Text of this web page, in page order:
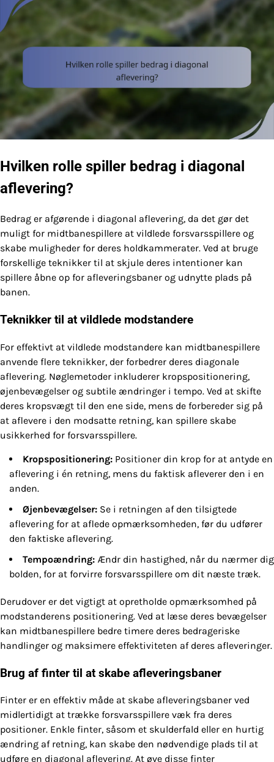
Hvilken rolle spiller bedrag i diagonal
aflevering?
Bedrag er afgørende i diagonal aflevering, da det gør det
muligt for midtbanespillere at vildlede forsvarsspillere og
skabe muligheder for deres holdkammerater. Ved at bruge
forskellige teknikker til at skjule deres intentioner kan
spillere åbne op for afleveringsbaner og udnytte plads på
banen.
Teknikker til at vildlede modstandere
For effektivt at vildlede modstandere kan midtbanespillere
anvende flere teknikker, der forbedrer deres diagonale
aflevering. Nøglemetoder inkluderer kropspositionering,
øjenbevægelser og subtile ændringer i tempo. Ved at skifte
deres kropsvægt til den ene side, mens de forbereder sig på
at aflevere i den modsatte retning, kan spillere skabe
usikkerhed for forsvarsspillere.
Kropspositionering: Positioner din krop for at antyde en
aflevering i én retning, mens du faktisk afleverer den i en
anden.
Øjenbevægelser: Se i retningen af den tilsigtede
aflevering for at aflede opmærksomheden, før du udfører
den faktiske aflevering.
Tempoændring: Ændr din hastighed, når du nærmer dig
bolden, for at forvirre forsvarsspillere om dit næste træk.
Derudover er det vigtigt at opretholde opmærksomhed på
modstanderens positionering. Ved at læse deres bevægelser
kan midtbanespillere bedre timere deres bedrageriske
handlinger og maksimere effektiviteten af deres afleveringer.
Brug af finter til at skabe afleveringsbaner
Finter er en effektiv måde at skabe afleveringsbaner ved
midlertidigt at trække forsvarsspillere væk fra deres
positioner. Enkle finter, såsom et skulderfald eller en hurtig
ændring af retning, kan skabe den nødvendige plads til at
udføre en diagonal aflevering. At øve disse finter